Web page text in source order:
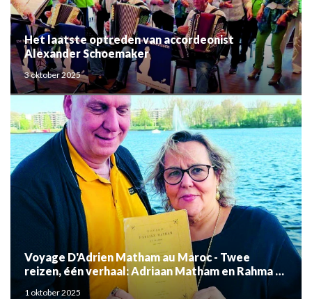
Het laatste optreden van accordeonist
Alexander Schoemaker
3 oktober 2025
Voyage D'Adrien Matham au Maroc - Twee
reizen, één verhaal: Adriaan Matham en Rahma el
Mouden
1 oktober 2025